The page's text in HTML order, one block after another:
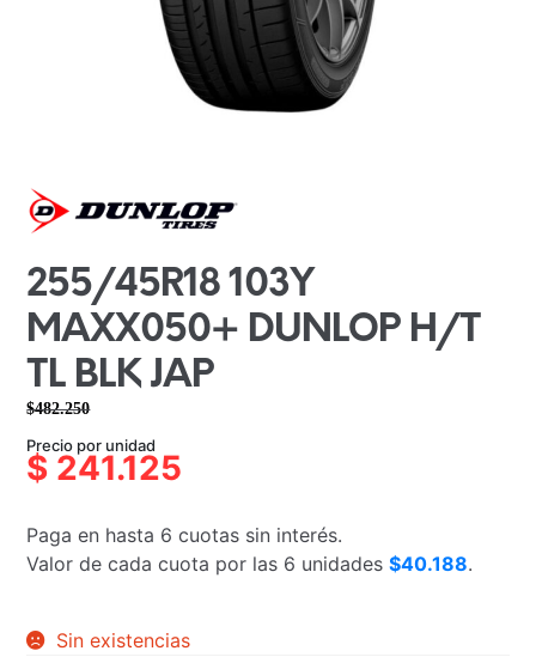
255/45R18 103Y
MAXX050+ DUNLOP H/T
TL BLK JAP
$482.250
precio
original
$482.250.
precio
actual
$241.125.
Precio por unidad
$ 241.125
Paga en hasta 6 cuotas sin interés.
Valor de cada cuota por las 6 unidades$40.188.
Sin existencias